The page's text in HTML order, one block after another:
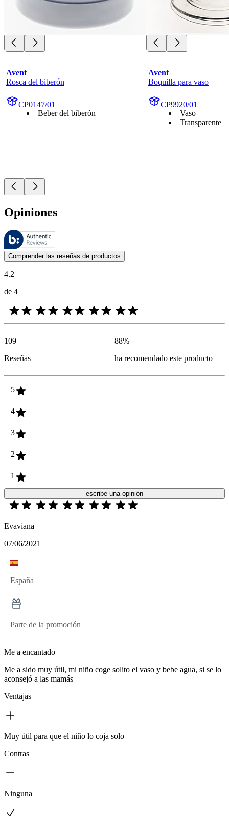
Avent
Rosca del biberón
CP0147/01
Beber del biberón
Avent
Boquilla para vaso
CP9920/01
Vaso
Transparente
Opiniones
Estas reseñas las gestiona Bazaarvoice y cumplen con la política de
Las opiniones de los clientes en forma de reseñas de productos y
Comprender las reseñas de productos
4.2
de 4
109
Reseñas
88%
ha recomendado este producto
5
4
3
2
1
escribe una opinión
Evaviana
07/06/2021
España
Parte de la promoción
Me a encantado
Me a sido muy útil, mi niño coge solito el vaso y bebe agua, si se lo
aconsejó a las mamás
Ventajas
Muy útil para que el niño lo coja solo
Contras
Ninguna